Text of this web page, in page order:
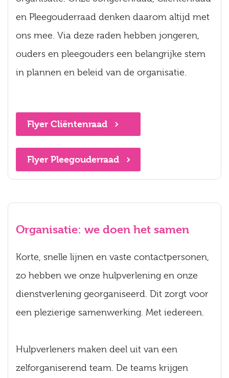
en Pleegouderraad denken daarom altijd met
ons mee. Via deze raden hebben jongeren,
ouders en pleegouders een belangrijke stem
in plannen en beleid van de organisatie.
Flyer Cliëntenraad
Flyer Pleegouderraad
Organisatie: we doen het samen
Korte, snelle lijnen en vaste contactpersonen,
zo hebben we onze hulpverlening en onze
dienstverlening georganiseerd. Dit zorgt voor
een plezierige samenwerking. Met iedereen.
Hulpverleners maken deel uit van een
zelforganiserend team. De teams krijgen